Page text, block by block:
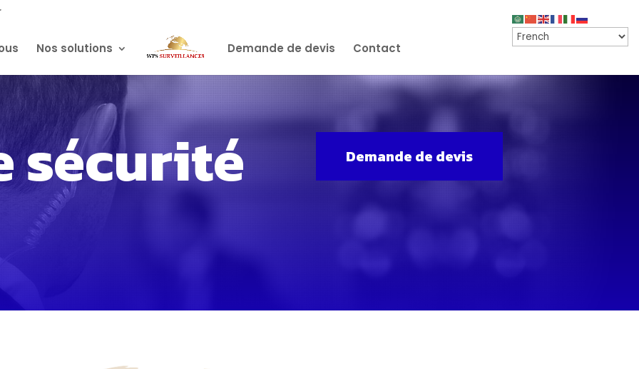
Nos solutions Demande de devis Contact
sécurité Demande de devis